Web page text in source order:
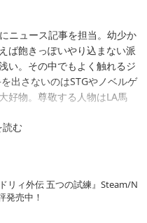
ニュース記事を担当。幼少か
ば飽きっぽいやり込まない派
い。その中でもよく触れるジ
出さないのはSTGやノベルゲ
好物。尊敬する人物はLA馬
む
リィ外伝 五つの試練』Steam/N
発売中！